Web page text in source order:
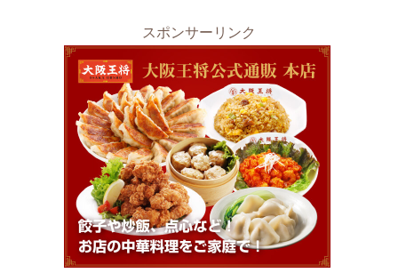
スポンサーリンク